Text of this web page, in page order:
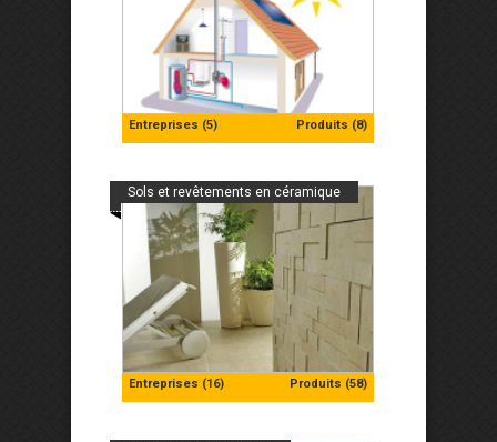
Entreprises (5) Produits (8)
Entreprises (16) Produits (58)
Sols et revêtements en céramique